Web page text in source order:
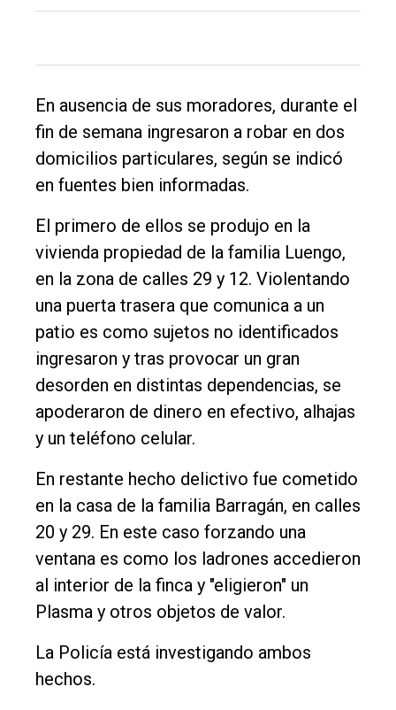
El
DIARIO
Balcarce
Inicio
Tendencia
Int.
General
Política
Cultura
Entrevistas
Rural
Deportes
Fúnebres
Edición
Empresa
Nosotros
Contacto
En ausencia de sus moradores, durante el
fin de semana ingresaron a robar en dos
domicilios particulares, según se indicó
en fuentes bien informadas.
El primero de ellos se produjo en la
vivienda propiedad de la familia Luengo,
en la zona de calles 29 y 12. Violentando
una puerta trasera que comunica a un
patio es como sujetos no identificados
ingresaron y tras provocar un gran
desorden en distintas dependencias, se
apoderaron de dinero en efectivo, alhajas
y un teléfono celular.
En restante hecho delictivo fue cometido
en la casa de la familia Barragán, en calles
20 y 29. En este caso forzando una
ventana es como los ladrones accedieron
al interior de la finca y "eligieron" un
Plasma y otros objetos de valor.
La Policía está investigando ambos
hechos.